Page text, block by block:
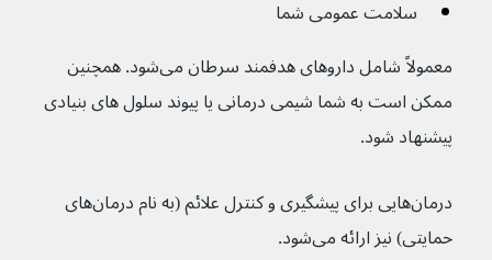
سلامت عمومی شما
معمولاً شامل داروهای هدفمند سرطان می‌شود. همچنین
ممکن است به شما شیمی درمانی یا پیوند سلول های بنیادی
پیشنهاد شود.
درمان‌هایی برای پیشگیری و کنترل علائم (به نام درمان‌های
حمایتی) نیز ارائه می‌شود.